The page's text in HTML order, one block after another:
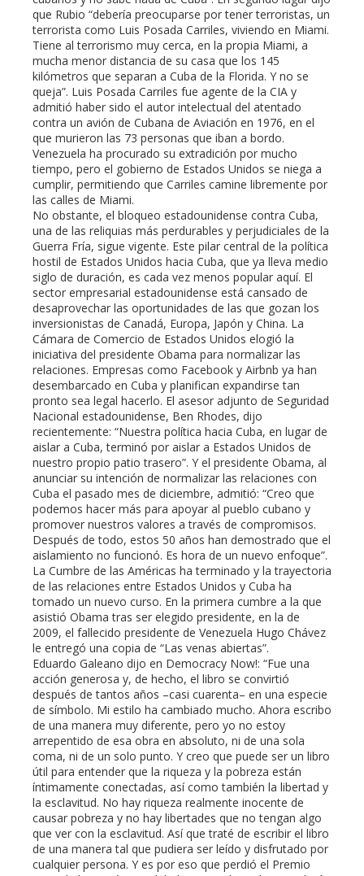
que Rubio “debería preocuparse por tener terroristas, un
terrorista como Luis Posada Carriles, viviendo en Miami.
Tiene al terrorismo muy cerca, en la propia Miami, a
mucha menor distancia de su casa que los 145
kilómetros que separan a Cuba de la Florida. Y no se
queja”. Luis Posada Carriles fue agente de la CIA y
admitió haber sido el autor intelectual del atentado
contra un avión de Cubana de Aviación en 1976, en el
que murieron las 73 personas que iban a bordo.
Venezuela ha procurado su extradición por mucho
tiempo, pero el gobierno de Estados Unidos se niega a
cumplir, permitiendo que Carriles camine libremente por
las calles de Miami.
No obstante, el bloqueo estadounidense contra Cuba,
una de las reliquias más perdurables y perjudiciales de la
Guerra Fría, sigue vigente. Este pilar central de la política
hostil de Estados Unidos hacia Cuba, que ya lleva medio
siglo de duración, es cada vez menos popular aquí. El
sector empresarial estadounidense está cansado de
desaprovechar las oportunidades de las que gozan los
inversionistas de Canadá, Europa, Japón y China. La
Cámara de Comercio de Estados Unidos elogió la
iniciativa del presidente Obama para normalizar las
relaciones. Empresas como Facebook y Airbnb ya han
desembarcado en Cuba y planifican expandirse tan
pronto sea legal hacerlo. El asesor adjunto de Seguridad
Nacional estadounidense, Ben Rhodes, dijo
recientemente: “Nuestra política hacia Cuba, en lugar de
aislar a Cuba, terminó por aislar a Estados Unidos de
nuestro propio patio trasero”. Y el presidente Obama, al
anunciar su intención de normalizar las relaciones con
Cuba el pasado mes de diciembre, admitió: “Creo que
podemos hacer más para apoyar al pueblo cubano y
promover nuestros valores a través de compromisos.
Después de todo, estos 50 años han demostrado que el
aislamiento no funcionó. Es hora de un nuevo enfoque”.
La Cumbre de las Américas ha terminado y la trayectoria
de las relaciones entre Estados Unidos y Cuba ha
tomado un nuevo curso. En la primera cumbre a la que
asistió Obama tras ser elegido presidente, en la de
2009, el fallecido presidente de Venezuela Hugo Chávez
le entregó una copia de “Las venas abiertas”.
Eduardo Galeano dijo en Democracy Now!: “Fue una
acción generosa y, de hecho, el libro se convirtió
después de tantos años –casi cuarenta– en una especie
de símbolo. Mi estilo ha cambiado mucho. Ahora escribo
de una manera muy diferente, pero yo no estoy
arrepentido de esa obra en absoluto, ni de una sola
coma, ni de un solo punto. Y creo que puede ser un libro
útil para entender que la riqueza y la pobreza están
íntimamente conectadas, así como también la libertad y
la esclavitud. No hay riqueza realmente inocente de
causar pobreza y no hay libertades que no tengan algo
que ver con la esclavitud. Así que traté de escribir el libro
de una manera tal que pudiera ser leído y disfrutado por
cualquier persona. Y es por eso que perdió el Premio